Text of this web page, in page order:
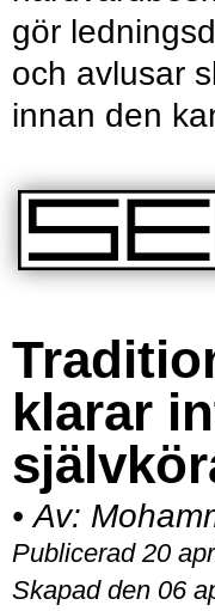
gör
och avlusar
innan den
klarar
• Av:
Publicerad 20
Skapad den 06